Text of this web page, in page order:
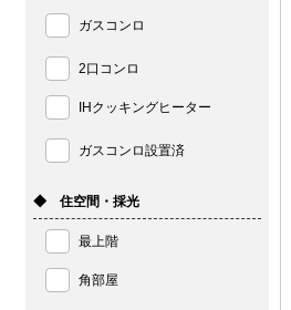
ガスコンロ
2口コンロ
IHクッキングヒーター
ガスコンロ設置済
◆ 住空間・採光
最上階
角部屋